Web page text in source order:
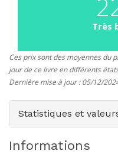
Très
Ces prix sont des moyennes du
jour de ce livre en différents
Dernière mise à jour : 05/12/
Statistiques et
Informations